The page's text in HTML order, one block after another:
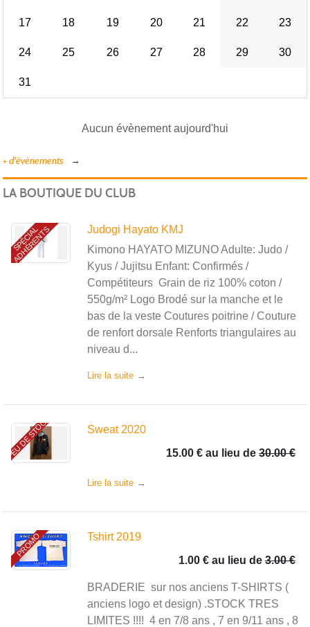
17 18 19 20 21 22 23
24 25 26 27 28 29 30
31
Aucun évènement aujourd'hui
+ d'évènements
LA BOUTIQUE DU CLUB
S
P
É
C
I
A
L
A
D
H
É
R
E
N
T
S
Judogi Hayato KMJ
Kimono HAYATO MIZUNO Adulte: Judo /
Kyus / Jujitsu Enfant: Confirmés /
Compétiteurs Grain de riz 100% coton /
550g/m² Logo Brodé sur la manche et le
bas de la veste Coutures poitrine / Couture
de renfort dorsale Renforts triangulaires au
niveau d...
Lire la suite
PEU DE STOCK
Sweat 2020
15.00 € au lieu de 30.00 €
Lire la suite
PROMO
Tshirt 2019
1.00 € au lieu de 3.00 €
BRADERIE sur nos anciens T-SHIRTS (
anciens logo et design) .STOCK TRES
LIMITES !!!! 4 en 7/8 ans , 7 en 9/11 ans , 8